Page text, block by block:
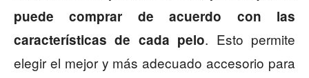
puede comprar de acuerdo con las
características de cada pelo. Esto permite
elegir el mejor y más adecuado accesorio para